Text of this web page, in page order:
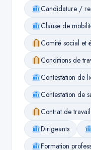
Candidature /
Clause de
Comité social et
Conditions de
Contestation de
Contestation de
Contrat de travail
Dirigeants
Formation